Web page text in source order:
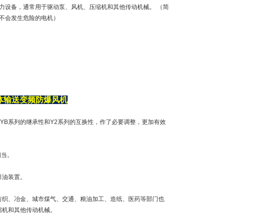
设备，通常用于驱动泵、风机、压缩机和其他传动机械。 （简
会发生危险的电机）
输送变频防爆风机
系列的继承性和Y2系列的互换性，作了必要调整，更加有效
。
装置。
、冶金、城市煤气、交通、粮油加工、造纸、医药等部门也
和其他传动机械。